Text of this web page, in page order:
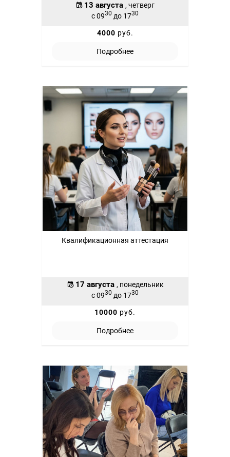
13 августа , четверг
с 0930 до 1730
4000 руб.
Подробнее
Квалификационная аттестация
17 августа , понедельник
с 0930 до 1730
10000 руб.
Подробнее